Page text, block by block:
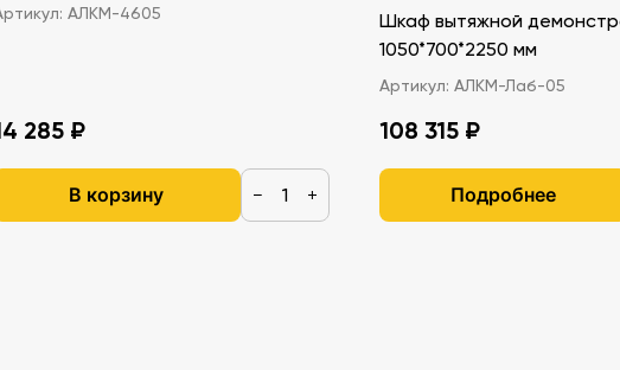
АЛКМ-4605
285 ₽
В корзину − +
Шкаф вытяжной
1050*700*2250 мм
Артикул: АЛКМ-Лаб-05
108 315 ₽
Подробнее